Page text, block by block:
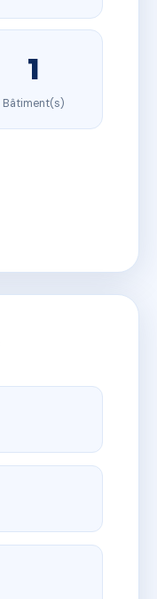
1
Bâtiment(s)